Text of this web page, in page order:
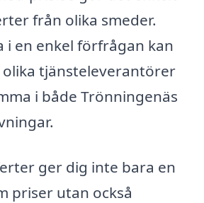
från olika smeder.
i en enkel förfrågan kan
tjänsteleverantörer
i både Trönningenäs
ger dig inte bara en
priser utan också